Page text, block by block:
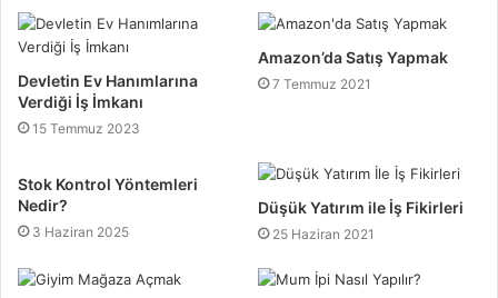
Devletin Ev Hanımlarına
Verdiği İş İmkanı
15 Temmuz 2023
Amazon’da Satış Yapmak
7 Temmuz 2021
Stok Kontrol Yöntemleri
Nedir?
3 Haziran 2025
Düşük Yatırım ile İş Fikirleri
25 Haziran 2021